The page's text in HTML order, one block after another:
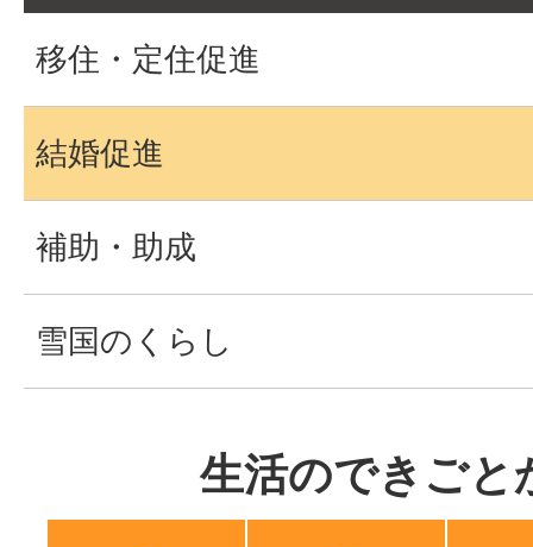
移住・定住促進
結婚促進
補助・助成
雪国のくらし
生活のできごと